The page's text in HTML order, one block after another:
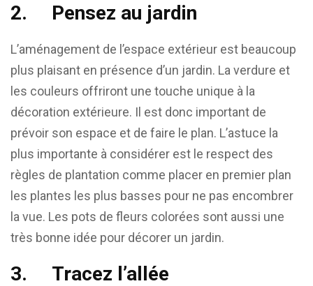
2. Pensez au jardin
L’aménagement de l’espace extérieur est beaucoup
plus plaisant en présence d’un jardin. La verdure et
les couleurs offriront une touche unique à la
décoration extérieure. Il est donc important de
prévoir son espace et de faire le plan. L’astuce la
plus importante à considérer est le respect des
règles de plantation comme placer en premier plan
les plantes les plus basses pour ne pas encombrer
la vue. Les pots de fleurs colorées sont aussi une
très bonne idée pour décorer un jardin.
3. Tracez l’allée